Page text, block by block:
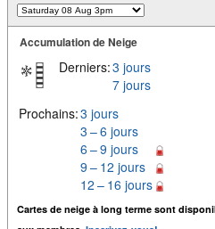
Accumulation de Neige
Derniers:3 jours
7 jours
Prochains:3 jours
3 – 6 jours
6 – 9 jours
9 – 12 jours
12 – 16 jours
Cartes de neige à long terme sont